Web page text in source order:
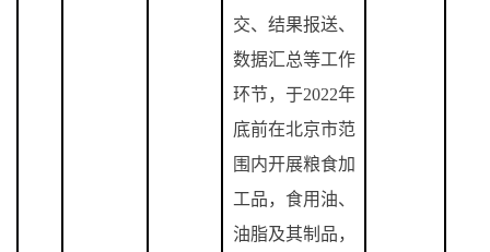
交、结果报送、
数据汇总等工作
环节，于2022年
底前在北京市范
围内开展粮食加
工品，食用油、
油脂及其制品，